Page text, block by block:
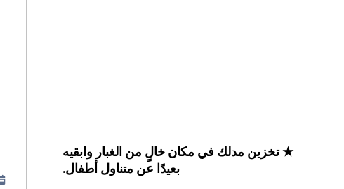
★ تخزين مدلك في مكان خالٍ من الغبار وابقيه
بعيدًا عن متناول أطفال.